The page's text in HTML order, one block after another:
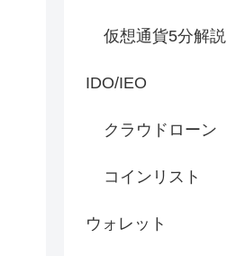
仮想通貨5分解説
IDO/IEO
クラウドローン
コインリスト
ウォレット